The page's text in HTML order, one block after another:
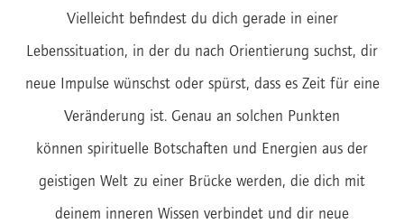
Vielleicht befindest du dich gerade in einer
Lebenssituation, in der du nach Orientierung suchst, dir
neue Impulse wünschst oder spürst, dass es Zeit für eine
Veränderung ist. Genau an solchen Punkten
können spirituelle Botschaften und Energien aus der
geistigen Welt zu einer Brücke werden, die dich mit
deinem inneren Wissen verbindet und dir neue